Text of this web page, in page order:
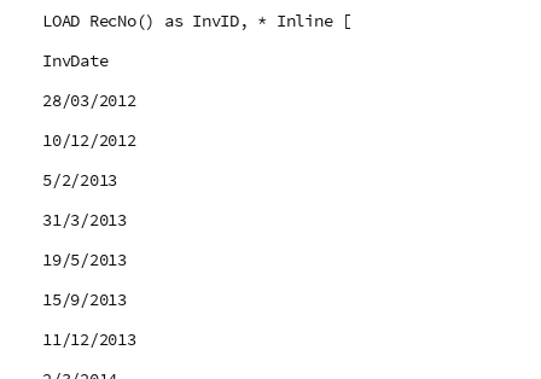
LOAD RecNo() as InvID, * Inline [
InvDate
28/03/2012
10/12/2012
5/2/2013
31/3/2013
19/5/2013
15/9/2013
11/12/2013